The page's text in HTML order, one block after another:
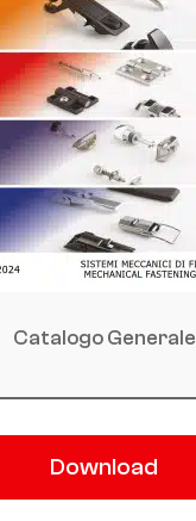
Catalogo Generale
Download